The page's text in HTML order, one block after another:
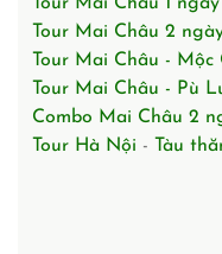
Tour Mai Châu 2
Tour Mai Châu -
Tour Mai Châu - Pù
Combo Mai Châu 2
Tour Hà Nội - Tàu